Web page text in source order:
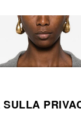
SULLA